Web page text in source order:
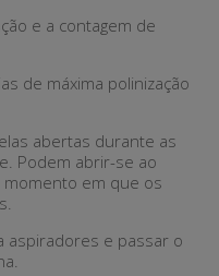
e a contagem de
de máxima polinização
abertas durante as
Podem abrir-se ao
em que os
aspiradores e passar o